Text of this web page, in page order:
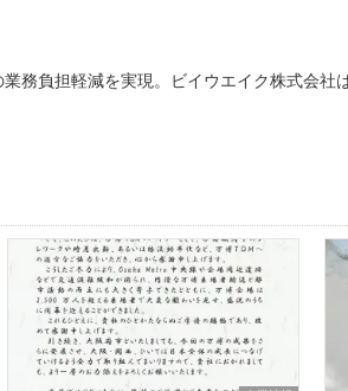
務負担軽減を実現。ビイウエイク株式会社